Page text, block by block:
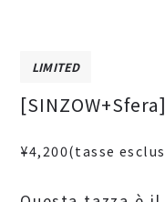
LIMITED
¥4,200(tasse